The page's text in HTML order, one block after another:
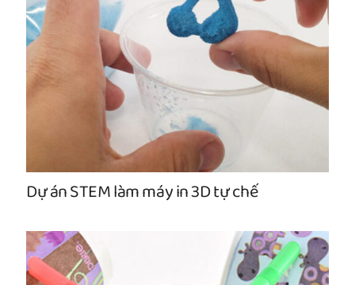
Dự án STEM làm máy in 3D tự chế